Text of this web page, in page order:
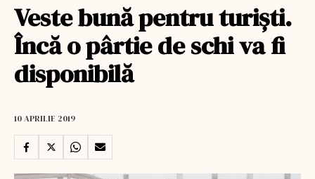
Veste bună pentru turiști.
Încă o pârtie de schi va fi
disponibilă
10 APRILIE 2019